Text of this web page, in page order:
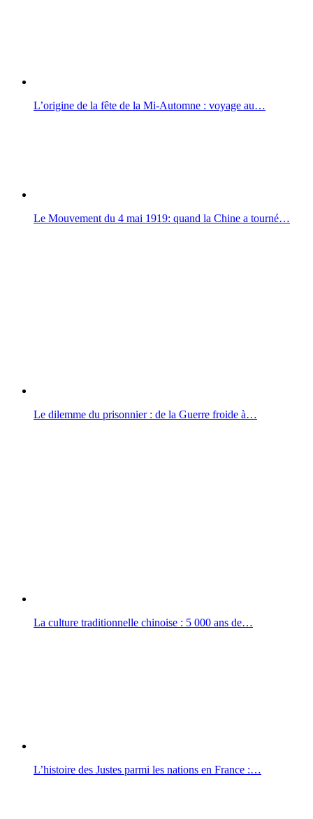
L’origine de la fête de la Mi-Automne : voyage au…
Le Mouvement du 4 mai 1919: quand la Chine a tourné…
Le dilemme du prisonnier : de la Guerre froide à…
La culture traditionnelle chinoise : 5 000 ans de…
L’histoire des Justes parmi les nations en France :…